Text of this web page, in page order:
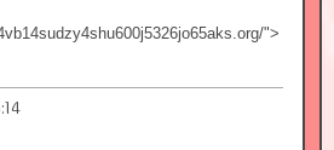
">